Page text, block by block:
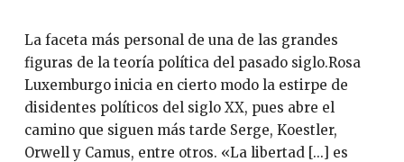
La faceta más personal de una de las grandes
figuras de la teoría política del pasado siglo.Rosa
Luxemburgo inicia en cierto modo la estirpe de
disidentes políticos del siglo XX, pues abre el
camino que siguen más tarde Serge, Koestler,
Orwell y Camus, entre otros. «La libertad [...] es